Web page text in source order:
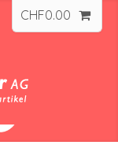
CHF0.00